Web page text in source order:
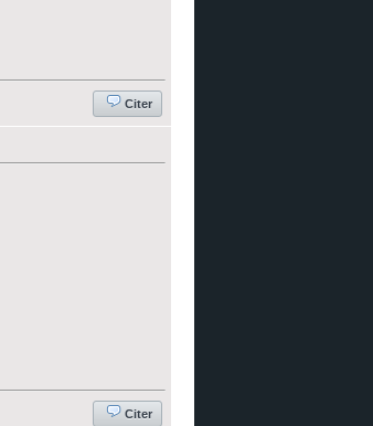
Citer
Citer